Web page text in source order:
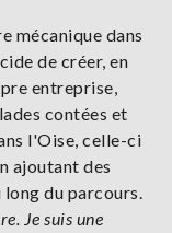
mécanique dans
de créer, en
entreprise,
contées et
l'Oise, celle-ci
ajoutant des
du parcours.
Je suis une